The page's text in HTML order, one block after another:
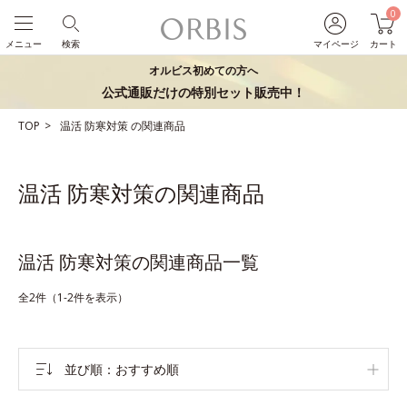
マイページ
0
カート
検索
メニュー
オルビス初めての方へ
公式通販だけの特別セット販売中！
TOP 温活防寒対策の関連商品
温活 防寒対策の関連商品
温活 防寒対策の関連商品一覧
全2件（1-2件を表示）
並び順 おすすめ順